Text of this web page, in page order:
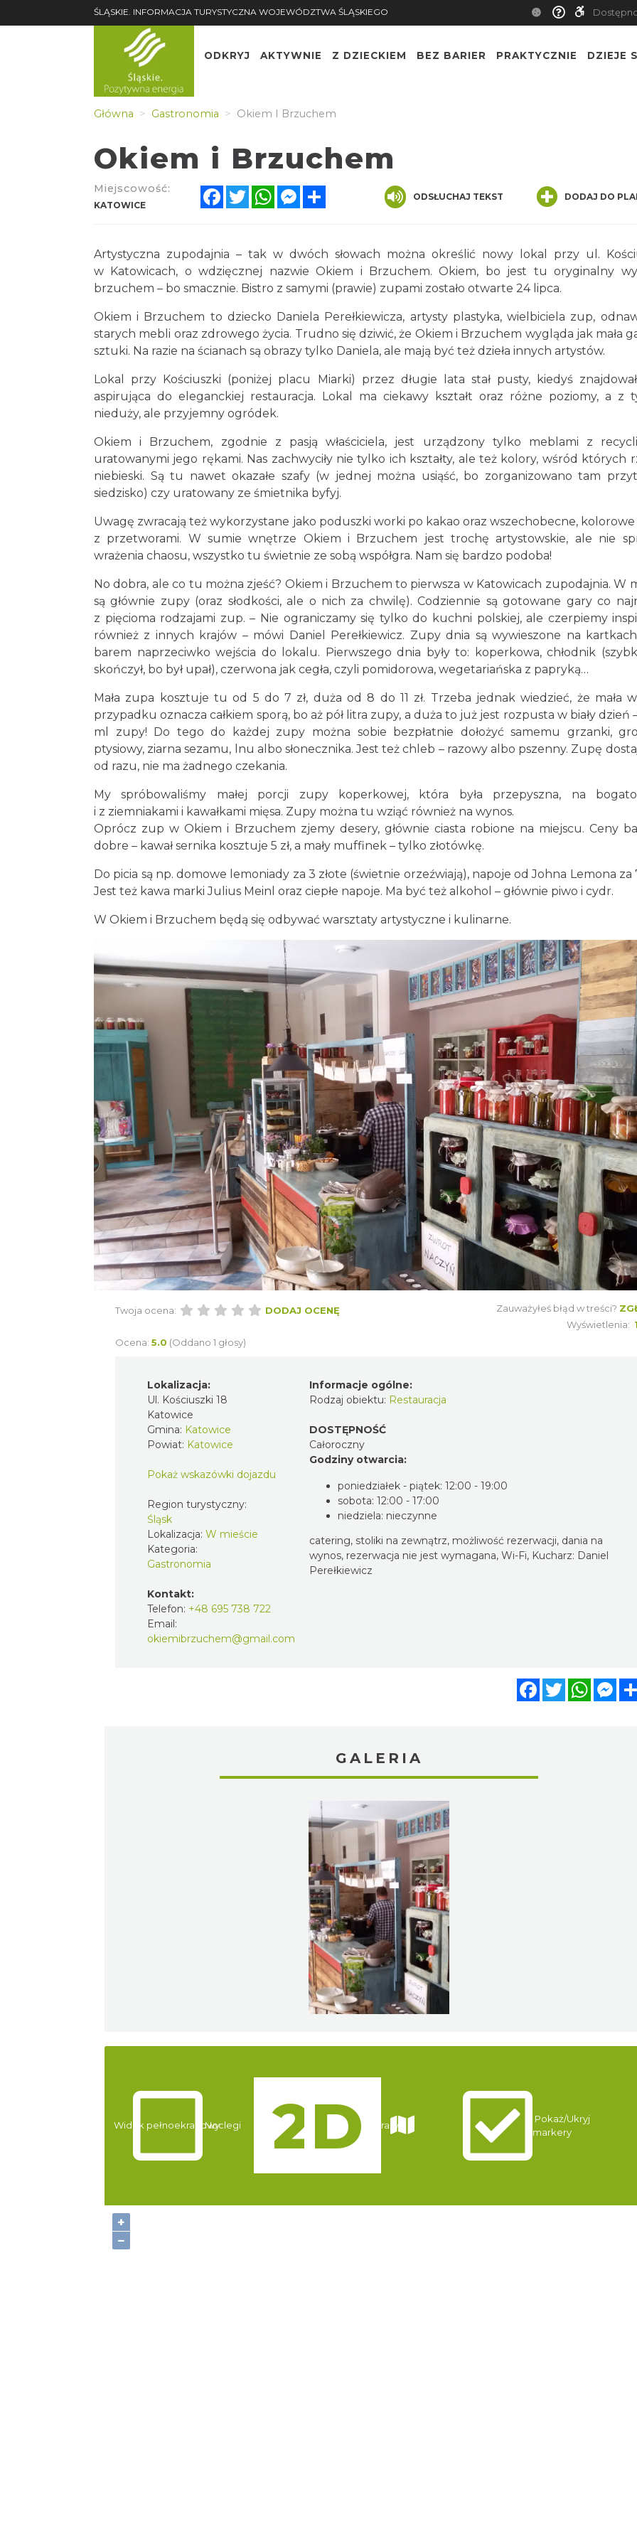
ŚLĄSKIE. INFORMACJA TURYSTYCZNA WOJEWÓDZTWA ŚLĄSKIEGO
ODKRYJ AKTYWNIE Z DZIECKIEM BEZ BARIER PRAKTYCZNIE DZIEJE
Główna Gastronomia Okiem I Brzuchem
Okiem i Brzuchem
Miejscowość:
KATOWICE
FacebookTwitterWhatsAppMessenger ODSŁUCHAJ TEKST DODAJ DO
Artystyczna zupodajnia – tak w dwóch słowach można określić nowy lokal przy ul.
w Katowicach, o wdzięcznej nazwie Okiem i Brzuchem. Okiem, bo jest tu oryginalny
brzuchem – bo smacznie. Bistro z samymi (prawie) zupami zostało otwarte 24 lipca.
Okiem i Brzuchem to dziecko Daniela Perełkiewicza, artysty plastyka, wielbiciela zup,
starych mebli oraz zdrowego życia. Trudno się dziwić, że Okiem i Brzuchem wygląda jak mała
sztuki. Na razie na ścianach są obrazy tylko Daniela, ale mają być też dzieła innych artystów.
Lokal przy Kościuszki (poniżej placu Miarki) przez długie lata stał pusty, kiedyś
aspirująca do eleganckiej restauracja. Lokal ma ciekawy kształt oraz różne poziomy, a z
nieduży, ale przyjemny ogródek.
Okiem i Brzuchem, zgodnie z pasją właściciela, jest urządzony tylko meblami z
uratowanymi jego rękami. Nas zachwyciły nie tylko ich kształty, ale też kolory, wśród których
niebieski. Są tu nawet okazałe szafy (w jednej można usiąść, bo zorganizowano tam
siedzisko) czy uratowany ze śmietnika byfyj.
Uwagę zwracają też wykorzystane jako poduszki worki po kakao oraz wszechobecne, kolorowe
z przetworami. W sumie wnętrze Okiem i Brzuchem jest trochę artystowskie, ale nie
wrażenia chaosu, wszystko tu świetnie ze sobą współgra. Nam się bardzo podoba!
No dobra, ale co tu można zjeść? Okiem i Brzuchem to pierwsza w Katowicach zupodajnia. W
są głównie zupy (oraz słodkości, ale o nich za chwilę). Codziennie są gotowane gary co
z pięcioma rodzajami zup. – Nie ograniczamy się tylko do kuchni polskiej, ale czerpiemy
również z innych krajów – mówi Daniel Perełkiewicz. Zupy dnia są wywieszone na
barem naprzeciwko wejścia do lokalu. Pierwszego dnia były to: koperkowa, chłodnik
skończył, bo był upał), czerwona jak cegła, czyli pomidorowa, wegetariańska z papryką…
Mała zupa kosztuje tu od 5 do 7 zł, duża od 8 do 11 zł. Trzeba jednak wiedzieć, że mała
przypadku oznacza całkiem sporą, bo aż pół litra zupy, a duża to już jest rozpusta w biały dzień
ml zupy! Do tego do każdej zupy można sobie bezpłatnie dołożyć samemu grzanki,
ptysiowy, ziarna sezamu, lnu albo słonecznika. Jest też chleb – razowy albo pszenny. Zupę
od razu, nie ma żadnego czekania.
My spróbowaliśmy małej porcji zupy koperkowej, która była przepyszna, na
i z ziemniakami i kawałkami mięsa. Zupy można tu wziąć również na wynos.
Oprócz zup w Okiem i Brzuchem zjemy desery, głównie ciasta robione na miejscu. Ceny
dobre – kawał sernika kosztuje 5 zł, a mały muffinek – tylko złotówkę.
Do picia są np. domowe lemoniady za 3 złote (świetnie orzeźwiają), napoje od Johna Lemona za
Jest też kawa marki Julius Meinl oraz ciepłe napoje. Ma być też alkohol – głównie piwo i cydr.
W Okiem i Brzuchem będą się odbywać warsztaty artystyczne i kulinarne.
Twoja ocena: DODAJ OCENĘ
Ocena: 5.0 (Oddano 1 głosy)
Zauważyłeś błąd w treści?
Wyświetlenia:
Lokalizacja:
Ul. Kościuszki 18
Katowice
Gmina: Katowice
Powiat: Katowice
Pokaż wskazówki dojazdu
Region turystyczny:
Śląsk
Lokalizacja: W mieście
Kategoria:
Gastronomia
Kontakt:
Telefon: +48 695 738 722
Email:
okiemibrzuchem@gmail.com
Informacje ogólne:
Rodzaj obiektu: Restauracja
DOSTĘPNOŚĆ
Całoroczny
Godziny otwarcia:
poniedziałek - piątek: 12:00 - 19:00
sobota: 12:00 - 17:00
niedziela: nieczynne
catering, stoliki na zewnątrz, możliwość rezerwacji, dania na
wynos, rezerwacja nie jest wymagana, Wi-Fi, Kucharz: Daniel
Perełkiewicz
FacebookTwitter
GALERIA
+
−
Widok pełnoekranowy:Noclegi Trasy
Pokaż/Ukryj
markery